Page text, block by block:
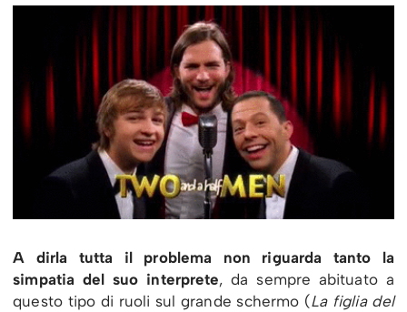
A dirla tutta il problema non riguarda tanto la
simpatia del suo interprete, da sempre abituato a
questo tipo di ruoli sul grande schermo (La figlia del